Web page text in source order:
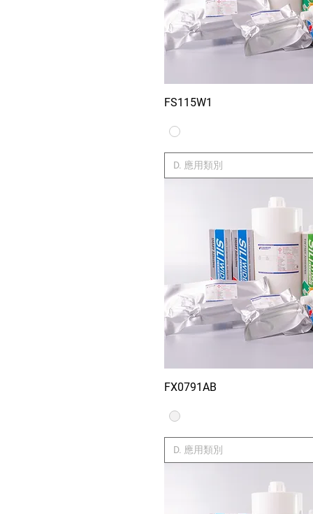
FS115W1
D. 應用類別
FX0791AB
D. 應用類別